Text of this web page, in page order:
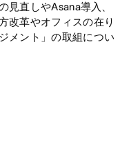
見直しやAsana導入、
改革やオフィスの在り
メント」の取組につい